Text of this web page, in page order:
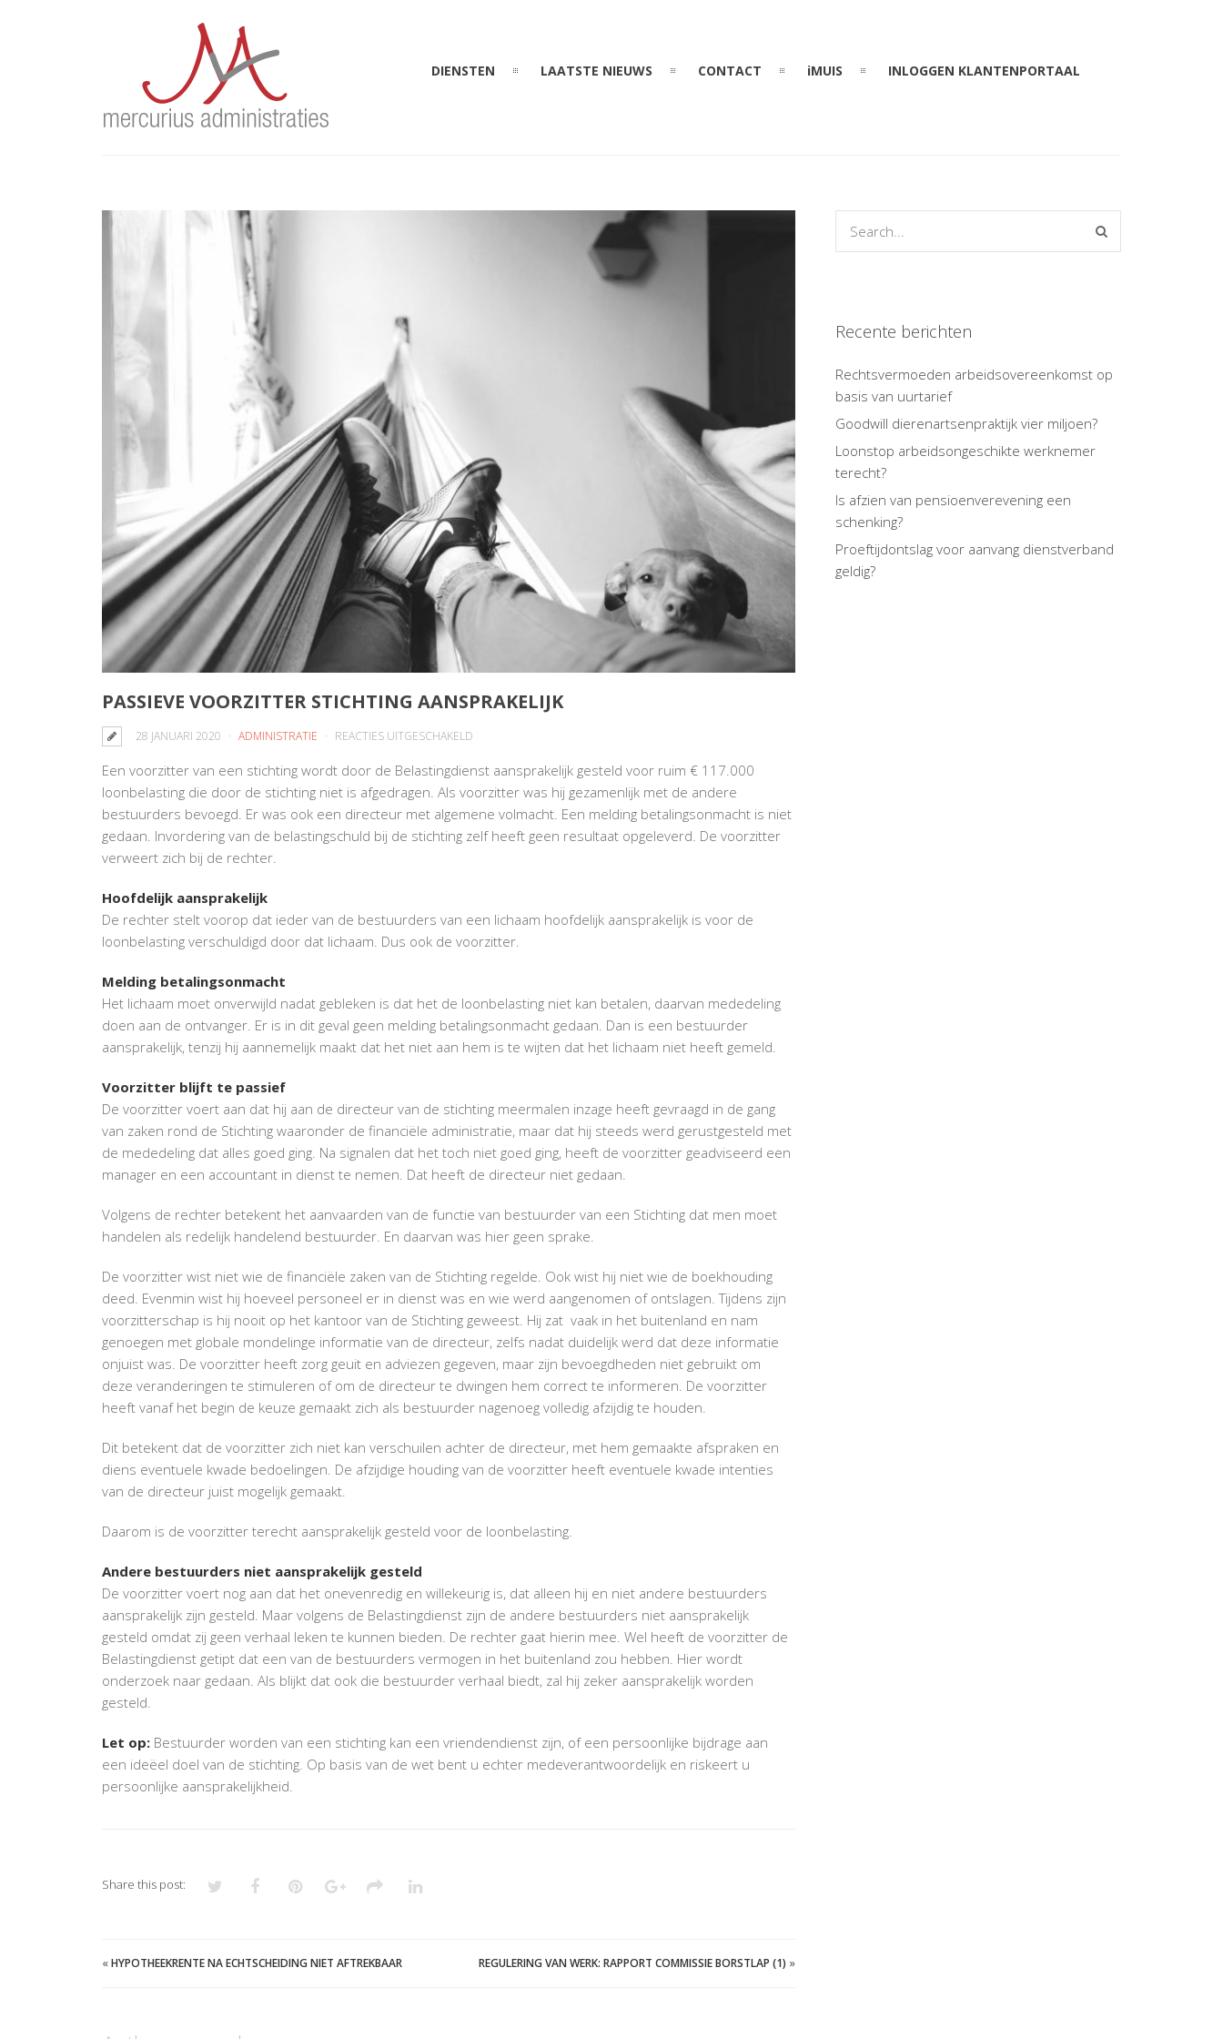
DIENSTEN LAATSTE NIEUWS CONTACT iMUIS INLOGGEN KLANTENPORTAAL
PASSIEVE VOORZITTER STICHTING AANSPRAKELIJK
28 JANUARI 2020 ADMINISTRATIE REACTIES UITGESCHAKELD
VOORZITTER
STICHTING
AANSPRAKELIJK
Een voorzitter van een stichting wordt door de Belastingdienst aansprakelijk gesteld voor ruim € 117.000
loonbelasting die door de stichting niet is afgedragen. Als voorzitter was hij gezamenlijk met de andere
bestuurders bevoegd. Er was ook een directeur met algemene volmacht. Een melding betalingsonmacht is niet
gedaan. Invordering van de belastingschuld bij de stichting zelf heeft geen resultaat opgeleverd. De voorzitter
verweert zich bij de rechter.
Hoofdelijk aansprakelijk
De rechter stelt voorop dat ieder van de bestuurders van een lichaam hoofdelijk aansprakelijk is voor de
loonbelasting verschuldigd door dat lichaam. Dus ook de voorzitter.
Melding betalingsonmacht
Het lichaam moet onverwijld nadat gebleken is dat het de loonbelasting niet kan betalen, daarvan mededeling
doen aan de ontvanger. Er is in dit geval geen melding betalingsonmacht gedaan. Dan is een bestuurder
aansprakelijk, tenzij hij aannemelijk maakt dat het niet aan hem is te wijten dat het lichaam niet heeft gemeld.
Voorzitter blijft te passief
De voorzitter voert aan dat hij aan de directeur van de stichting meermalen inzage heeft gevraagd in de gang
van zaken rond de Stichting waaronder de financiële administratie, maar dat hij steeds werd gerustgesteld met
de mededeling dat alles goed ging. Na signalen dat het toch niet goed ging, heeft de voorzitter geadviseerd een
manager en een accountant in dienst te nemen. Dat heeft de directeur niet gedaan.
Volgens de rechter betekent het aanvaarden van de functie van bestuurder van een Stichting dat men moet
handelen als redelijk handelend bestuurder. En daarvan was hier geen sprake.
De voorzitter wist niet wie de financiële zaken van de Stichting regelde. Ook wist hij niet wie de boekhouding
deed. Evenmin wist hij hoeveel personeel er in dienst was en wie werd aangenomen of ontslagen. Tijdens zijn
voorzitterschap is hij nooit op het kantoor van de Stichting geweest. Hij zat vaak in het buitenland en nam
genoegen met globale mondelinge informatie van de directeur, zelfs nadat duidelijk werd dat deze informatie
onjuist was. De voorzitter heeft zorg geuit en adviezen gegeven, maar zijn bevoegdheden niet gebruikt om
deze veranderingen te stimuleren of om de directeur te dwingen hem correct te informeren. De voorzitter
heeft vanaf het begin de keuze gemaakt zich als bestuurder nagenoeg volledig afzijdig te houden.
Dit betekent dat de voorzitter zich niet kan verschuilen achter de directeur, met hem gemaakte afspraken en
diens eventuele kwade bedoelingen. De afzijdige houding van de voorzitter heeft eventuele kwade intenties
van de directeur juist mogelijk gemaakt.
Daarom is de voorzitter terecht aansprakelijk gesteld voor de loonbelasting.
Andere bestuurders niet aansprakelijk gesteld
De voorzitter voert nog aan dat het onevenredig en willekeurig is, dat alleen hij en niet andere bestuurders
aansprakelijk zijn gesteld. Maar volgens de Belastingdienst zijn de andere bestuurders niet aansprakelijk
gesteld omdat zij geen verhaal leken te kunnen bieden. De rechter gaat hierin mee. Wel heeft de voorzitter de
Belastingdienst getipt dat een van de bestuurders vermogen in het buitenland zou hebben. Hier wordt
onderzoek naar gedaan. Als blijkt dat ook die bestuurder verhaal biedt, zal hij zeker aansprakelijk worden
gesteld.
Let op: Bestuurder worden van een stichting kan een vriendendienst zijn, of een persoonlijke bijdrage aan
een ideëel doel van de stichting. Op basis van de wet bent u echter medeverantwoordelijk en riskeert u
persoonlijke aansprakelijkheid.
Share this post:
«HYPOTHEEKRENTE NA ECHTSCHEIDING NIET AFTREKBAAR REGULERING VAN WERK: RAPPORT COMMISSIE BORSTLAP (1) »
Recente berichten
Rechtsvermoeden arbeidsovereenkomst op
basis van uurtarief
Goodwill dierenartsenpraktijk vier miljoen?
Loonstop arbeidsongeschikte werknemer
terecht?
Is afzien van pensioenverevening een
schenking?
Proeftijdontslag voor aanvang dienstverband
geldig?